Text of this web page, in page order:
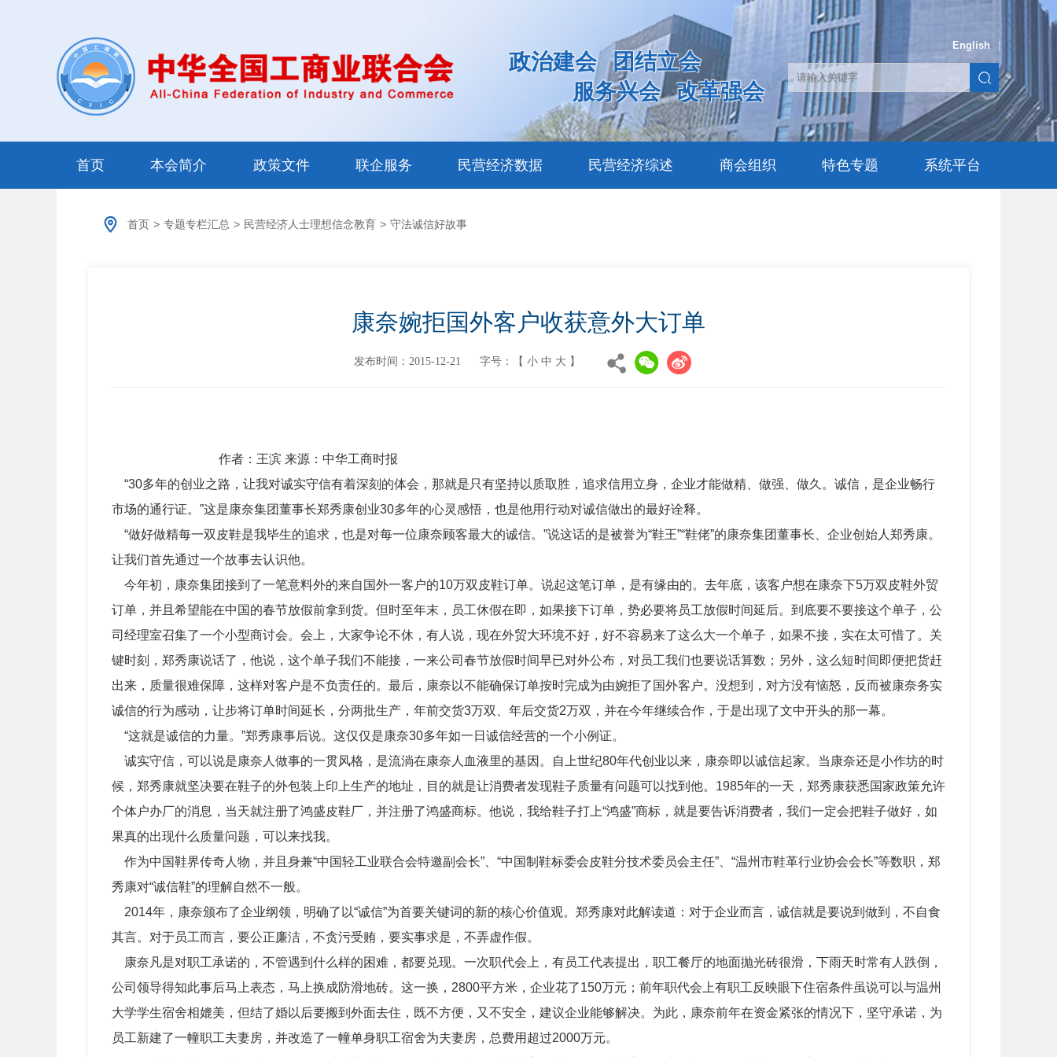
政治建会 团结立会
服务兴会 改革强会
English
首页 本会简介 政策文件 联企服务 民营经济数据 民营经济综述 商会组织 特色专题 系统平台
首页 > 专题专栏汇总 > 民营经济人士理想信念教育 > 守法诚信好故事
康奈婉拒国外客户收获意外大订单
发布时间：2015-12-21 字号：【 小 中 大 】
作者：王滨 来源：中华工商时报
“30多年的创业之路，让我对诚实守信有着深刻的体会，那就是只有坚持以质取胜，追求信用立身，企业才能做精、做强、做久。诚信，是企业畅行
市场的通行证。”这是康奈集团董事长郑秀康创业30多年的心灵感悟，也是他用行动对诚信做出的最好诠释。
“做好做精每一双皮鞋是我毕生的追求，也是对每一位康奈顾客最大的诚信。”说这话的是被誉为“鞋王”“鞋佬”的康奈集团董事长、企业创始人郑秀康。
让我们首先通过一个故事去认识他。
今年初，康奈集团接到了一笔意料外的来自国外一客户的10万双皮鞋订单。说起这笔订单，是有缘由的。去年底，该客户想在康奈下5万双皮鞋外贸
订单，并且希望能在中国的春节放假前拿到货。但时至年末，员工休假在即，如果接下订单，势必要将员工放假时间延后。到底要不要接这个单子，公
司经理室召集了一个小型商讨会。会上，大家争论不休，有人说，现在外贸大环境不好，好不容易来了这么大一个单子，如果不接，实在太可惜了。关
键时刻，郑秀康说话了，他说，这个单子我们不能接，一来公司春节放假时间早已对外公布，对员工我们也要说话算数；另外，这么短时间即便把货赶
出来，质量很难保障，这样对客户是不负责任的。最后，康奈以不能确保订单按时完成为由婉拒了国外客户。没想到，对方没有恼怒，反而被康奈务实
诚信的行为感动，让步将订单时间延长，分两批生产，年前交货3万双、年后交货2万双，并在今年继续合作，于是出现了文中开头的那一幕。
“这就是诚信的力量。”郑秀康事后说。这仅仅是康奈30多年如一日诚信经营的一个小例证。
诚实守信，可以说是康奈人做事的一贯风格，是流淌在康奈人血液里的基因。自上世纪80年代创业以来，康奈即以诚信起家。当康奈还是小作坊的时
候，郑秀康就坚决要在鞋子的外包装上印上生产的地址，目的就是让消费者发现鞋子质量有问题可以找到他。1985年的一天，郑秀康获悉国家政策允许
个体户办厂的消息，当天就注册了鸿盛皮鞋厂，并注册了鸿盛商标。他说，我给鞋子打上“鸿盛”商标，就是要告诉消费者，我们一定会把鞋子做好，如
果真的出现什么质量问题，可以来找我。
作为中国鞋界传奇人物，并且身兼“中国轻工业联合会特邀副会长”、“中国制鞋标委会皮鞋分技术委员会主任”、“温州市鞋革行业协会会长”等数职，郑
秀康对“诚信鞋”的理解自然不一般。
2014年，康奈颁布了企业纲领，明确了以“诚信”为首要关键词的新的核心价值观。郑秀康对此解读道：对于企业而言，诚信就是要说到做到，不自食
其言。对于员工而言，要公正廉洁，不贪污受贿，要实事求是，不弄虚作假。
康奈凡是对职工承诺的，不管遇到什么样的困难，都要兑现。一次职代会上，有员工代表提出，职工餐厅的地面抛光砖很滑，下雨天时常有人跌倒，
公司领导得知此事后马上表态，马上换成防滑地砖。这一换，2800平方米，企业花了150万元；前年职代会上有职工反映眼下住宿条件虽说可以与温州
大学学生宿舍相媲美，但结了婚以后要搬到外面去住，既不方便，又不安全，建议企业能够解决。为此，康奈前年在资金紧张的情况下，坚守承诺，为
员工新建了一幢职工夫妻房，并改造了一幢单身职工宿舍为夫妻房，总费用超过2000万元。